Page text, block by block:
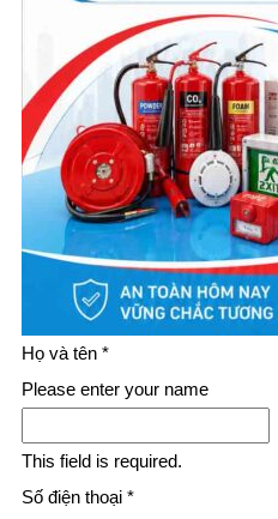
Họ và tên *
Please enter your name
This field is required.
Số điện thoại *